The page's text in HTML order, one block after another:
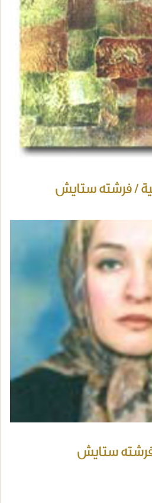
/ فرشته ستايش
فرشته ستايش